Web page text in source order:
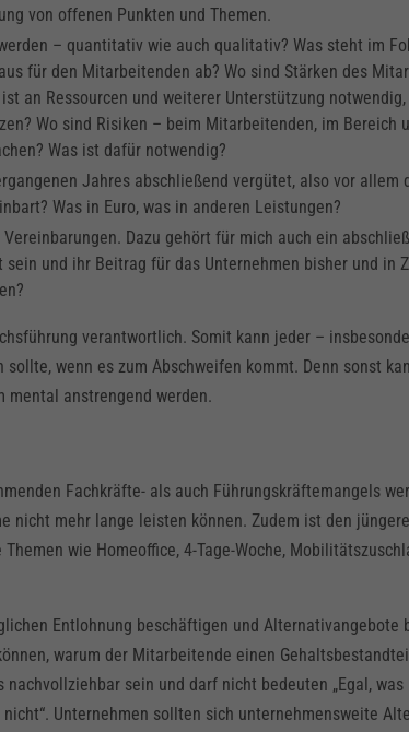
von offenen Punkten und Themen.
– quantitativ wie auch qualitativ? Was steht im
für den Mitarbeitenden ab? Wo sind Stärken des
an Ressourcen und weiterer Unterstützung
Wo sind Risiken – beim Mitarbeitenden, im Bereich
Was ist dafür notwendig?
Jahres abschließend vergütet, also vor allem
Was in Euro, was in anderen Leistungen?
Dazu gehört für mich auch ein
und ihr Beitrag für das Unternehmen bisher und in
verantwortlich. Somit kann jeder –
wenn es zum Abschweifen kommt. Denn sonst
mental anstrengend werden.
Fachkräfte- als auch Führungskräftemangels
nicht mehr lange leisten können. Zudem ist den
wie Homeoffice, 4-Tage-Woche,
Entlohnung beschäftigen und Alternativangebote
warum der Mitarbeitende einen
sein und darf nicht bedeuten „Egal,
Unternehmen sollten sich unternehmensweite